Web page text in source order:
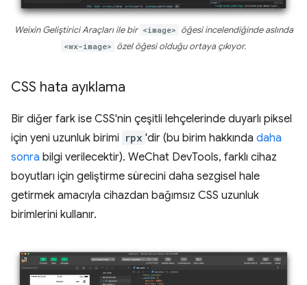
Weixin Geliştirici Araçları ile bir <image> öğesi incelendiğinde aslında
<wx-image> özel öğesi olduğu ortaya çıkıyor.
CSS hata ayıklama
Bir diğer fark ise CSS'nin çeşitli lehçelerinde duyarlı piksel
için yeni uzunluk birimi rpx 'dir (bu birim hakkında daha
sonra bilgi verilecektir). WeChat DevTools, farklı cihaz
boyutları için geliştirme sürecini daha sezgisel hale
getirmek amacıyla cihazdan bağımsız CSS uzunluk
birimlerini kullanır.